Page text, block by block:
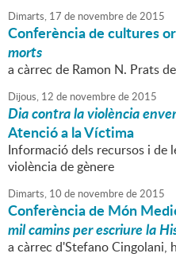
Dimarts, 17 de novembrede2015
Conferència de cultures
morts
a càrrec de Ramon N. Prats
Dijous, 12 de novembrede2015
Dia contra la violència
Atenció a la Víctima
Informació dels recursos i de
violència de gènere
Dimarts, 10 de novembrede2015
Conferència de Món
mil camins per escriure la
a càrrec d'Stefano Cingolani,